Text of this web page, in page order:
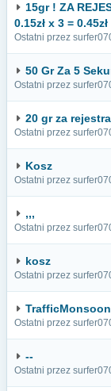
15gr ! ZA
0.15zł x 3 =
Ostatni przez
50 Gr Za 5
Ostatni przez
20 gr za
Ostatni przez
Kosz
Ostatni przez
,,,
Ostatni przez
kosz
Ostatni przez
Ostatni przez
--
Ostatni przez